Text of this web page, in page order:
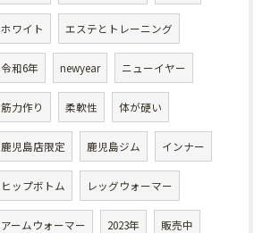
ホワイト エステとトレーニング
令和6年 newyear ニューイヤー
筋力作り 柔軟性 体が硬い
鹿児島店限定 鹿児島ジム インナー
ヒップボトム レッグウォーマー
アームウォーマー 2023年 販売中